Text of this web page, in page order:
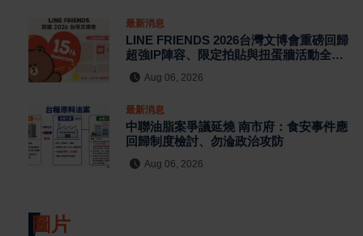
最新消息
LINE FRIENDS 2026台灣文博會重磅回歸
超強IP陣容、限定拍貼與扭蛋牆活動全公
開
Aug 06, 2026
最新消息
中聯油脂案爭議延燒 南市府：食安事件應
回歸制度檢討、勿淪政治攻防
Aug 06, 2026
圖片